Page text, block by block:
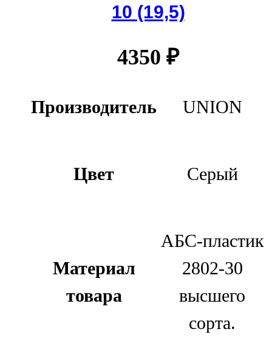
10 (19,5)
4350 ₽
Производитель UNION
Цвет Серый
Материал
товара
АБС-пластик
2802-30
высшего
сорта.